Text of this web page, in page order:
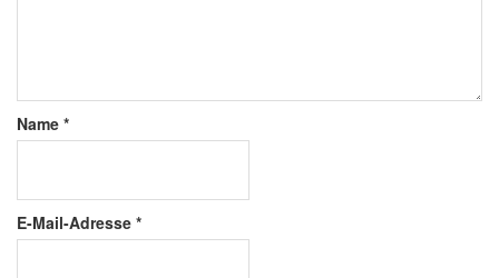
Name *
E-Mail-Adresse *